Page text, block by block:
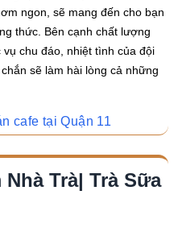
ngon, sẽ mang đến cho bạn
thức. Bên cạnh chất lượng
chu đáo, nhiệt tình của đội
sẽ làm hài lòng cả những
cafe tại Quận 11
Trà| Trà Sữa